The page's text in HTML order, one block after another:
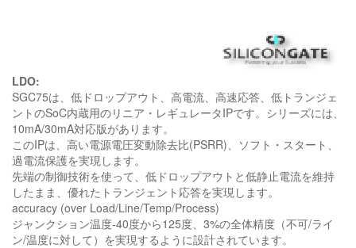
LDO:
SGC75は、低ドロップアウト、高電流、高速応答、低トランジェ
ントのSoC内蔵用のリニア・レギュレータIPです。シリーズには、
10mA/30mA対応版があります。
このIPは、高い電源電圧変動除去比(PSRR)、ソフト・スタート、
過電流保護を実現します。
先端の制御技術を使って、低ドロップアウトと低静止電流を維持
したまま、優れたトランジェント応答を実現します。
accuracy (over Load/Line/Temp/Process)
ジャンクション温度-40度から125度、3%の全体精度（不可/ライ
ン/温度に対して）を実現するように設計されています。